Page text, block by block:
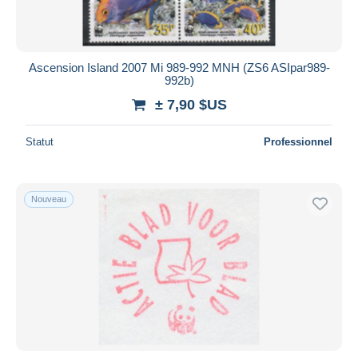
Appliquer
Ascension Island 2007 Mi 989-992 MNH (ZS6 ASIpar989-
992b)
± 7,90 $US
Statut Professionnel
Nouveau